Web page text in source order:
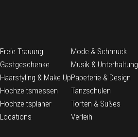
Freie Trauung
Gastgeschenke
Haarstyling & Make Up
Hochzeitsmessen
Hochzeitsplaner
Locations
Mode & Schmuck
Musik & Unterhaltung
Papeterie & Design
Tanzschulen
Torten & Süßes
Verleih